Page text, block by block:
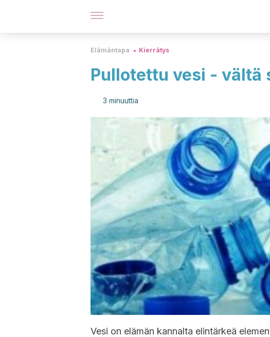
Elämäntapa Kierrätys
Pullotettu vesi - vältä
3 minuuttia
Vesi on elämän kannalta elintärkeä